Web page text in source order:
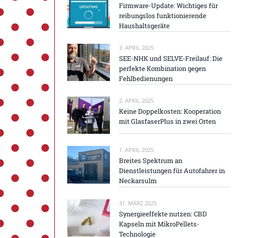
Firmware-Update: Wichtiges für
reibungslos funktionierende
Haushaltsgeräte
3. APRIL 2025
SEE-NHK und SELVE-Freilauf: Die
perfekte Kombination gegen
Fehlbedienungen
2. APRIL 2025
Keine Doppelkosten: Kooperation
mit GlasfaserPlus in zwei Orten
1. APRIL 2025
Breites Spektrum an
Dienstleistungen für Autofahrer in
Neckarsulm
31. MÄRZ 2025
Synergieeffekte nutzen: CBD
Kapseln mit MikroPellets-
Technologie